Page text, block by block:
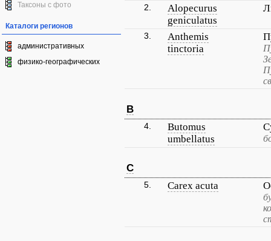
Таксоны с фото
Каталоги регионов
административных
физико-географических
2.
Alopecurus
geniculatus
3.
Anthemis
tinctoria
B
4.
Butomus
umbellatus
C
5. Carex acuta